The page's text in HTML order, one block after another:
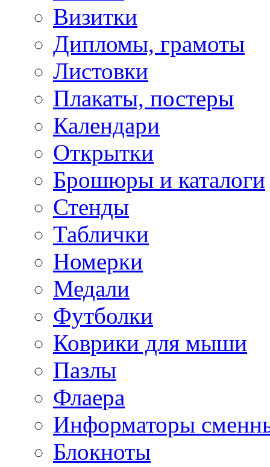
Визитки
Дипломы, грамоты
Листовки
Плакаты, постеры
Календари
Открытки
Брошюры и каталоги
Стенды
Таблички
Номерки
Медали
Футболки
Коврики для мыши
Пазлы
Флаера
Информаторы
Блокноты